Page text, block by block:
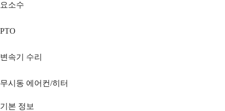
요소수
PTO
변속기 수리
무시동 에어컨/히터
기본 정보